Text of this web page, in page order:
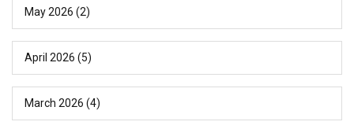
May 2026 (2)
April 2026 (5)
March 2026 (4)